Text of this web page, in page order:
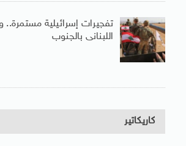
تفجيرات إسرائيلية
اللبنانى بالجنوب
كاريكاتير